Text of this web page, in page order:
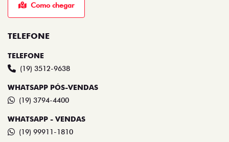
Como chegar
TELEFONE
TELEFONE
(19) 3512-9638
WHATSAPP PÓS-VENDAS
(19) 3794-4400
WHATSAPP - VENDAS
(19) 99911-1810